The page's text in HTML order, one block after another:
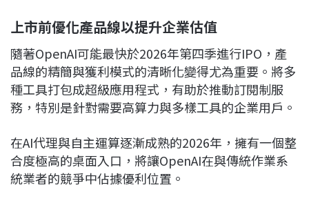
上市前優化產品線以提升企業估值
隨著OpenAI可能最快於2026年第四季進行IPO，產
品線的精簡與獲利模式的清晰化變得尤為重要。將多
種工具打包成超級應用程式，有助於推動訂閱制服
務，特別是針對需要高算力與多樣工具的企業用戶。
在AI代理與自主運算逐漸成熟的2026年，擁有一個整
合度極高的桌面入口，將讓OpenAI在與傳統作業系
統業者的競爭中佔據優利位置。